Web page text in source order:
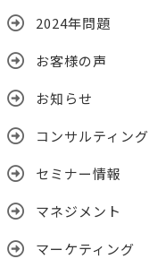
2024年問題
お客様の声
お知らせ
コンサルティング
セミナー情報
マネジメント
マーケティング